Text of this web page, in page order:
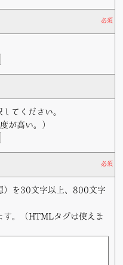
必須
てください。
が高い。）
必須
）を30文字以上、800文字
す。（HTMLタグは使えま